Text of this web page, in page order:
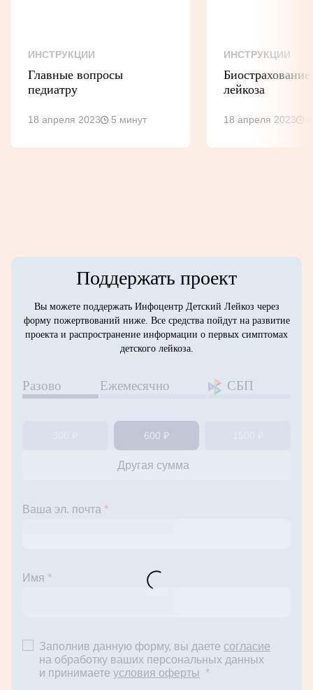
ИНСТРУКЦИИ
Главные вопросы
педиатру
18 апреля 2023 5 минут
ИНСТРУКЦИИ
лейкоза
18 апреля 2023
Поддержать проект
Вы можете поддержать Инфоцентр Детский Лейкоз через
форму пожертвований ниже. Все средства пойдут на развитие
проекта и распространение информации о первых симптомах
детского лейкоза.
Разово Ежемесячно СБП
600 ₽
Ваша эл. почта *
Имя *
Заполнив данную форму, вы даете согласие
на обработку ваших персональных данных
и принимаете условия оферты *